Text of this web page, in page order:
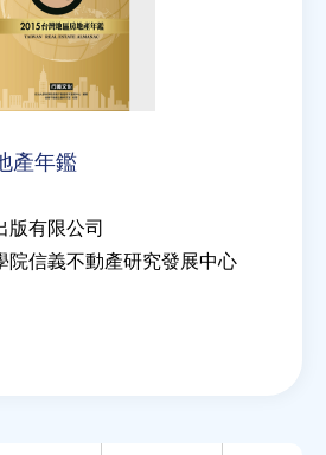
產年鑑
版有限公司
院信義不動產研究發展中心